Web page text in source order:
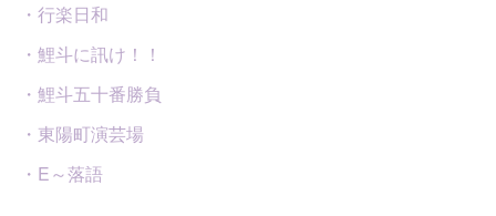
・行楽日和
・鯉斗に訊け！！
・鯉斗五十番勝負
・東陽町演芸場
・E～落語